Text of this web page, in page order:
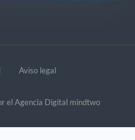
elAgencia Digital mindtwo
Aviso legal